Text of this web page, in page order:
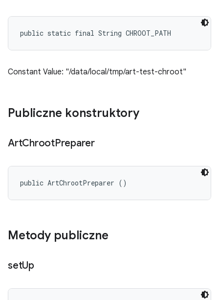
public static final String CHROOT_PATH
Constant Value: "/data/local/tmp/art-test-chroot"
Publiczne konstruktory
ArtChrootPreparer
public ArtChrootPreparer ()
Metody publiczne
setUp